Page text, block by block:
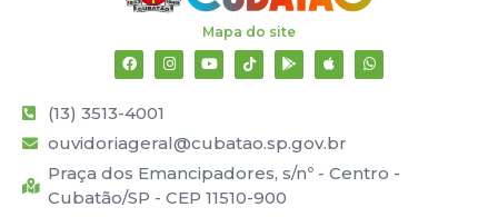
Mapa do site
(13) 3513-4001
ouvidoriageral@cubatao.sp.gov.br
Praça dos Emancipadores, s/nº - Centro -
Cubatão/SP - CEP 11510-900